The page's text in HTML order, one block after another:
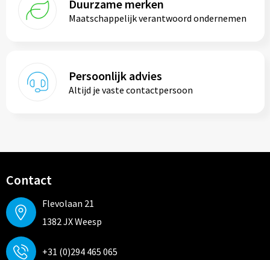
Duurzame merken
Maatschappelijk verantwoord ondernemen
Persoonlijk advies
Altijd je vaste contactpersoon
Contact
Flevolaan 21
1382 JX Weesp
+31 (0)294 465 065